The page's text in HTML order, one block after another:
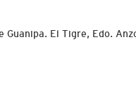
Guanipa. El Tigre, Edo.